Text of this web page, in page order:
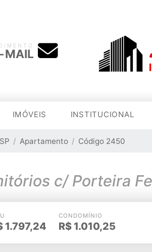
MAIL
IMÓVEIS INSTITUCIONAL
Apartamento Código 2450
1.797,24
CONDOMÍNIO
R$ 1.010,25